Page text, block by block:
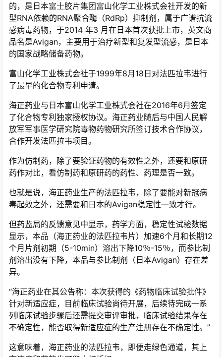
的，是日本富士胶片集团富山化学工业株式会社开发的新
型RNA依赖的RNA聚合酶（RdRp）抑制剂，属于广谱抗流
感病毒药物，于2014 年3 月在日本首次获批上市，英文商
品名是Avigan，主要用于治疗新型和复发型流感，是日本
的国家战略储备药物。
富山化学工业株式会社于1999年8月18日对法匹拉韦进行
了最早的化合物专利申请。
海正药业与日本富山化学工业株式会社在2016年6月签定
了化合物专利独家授权协议。海正药业随后与中国人民解
放军军事医学研究院毒物药物研究所签订技术合作协议，
合作开发法匹拉韦项目。
作为仿制药，除了要验证药物的有效性之外，还要和原研
药作对比，看仿制药和原研药的药性、药理是否一致。
也就是说，海正药业生产的法匹拉韦，除了要能对新冠病
毒起效之外，还需要和日本的Avigan稳定性一致才行。
但药监局的反馈意见中显示，药学方面，稳定性试验数据
显示，本品（海正药业的法匹拉韦片）加速6个月和长期12
个月片剂初期（5-10min）溶出下降10％-15％，而参比制
剂溶出没有下降，本品与参比制剂（日本Avigan）存在差
异。
“海正药业在其公告称：本次获得的《药物临床试验批件》
针对新适应症，目前临床试验尚待开展，后续待完成一系
列临床试验步骤后还需提交审评审批，临床试验结果存在
不确定性，能否取得新适应症的生产注册存在不确定性。”
这意味着，海正药业的法匹拉韦，即便走绿色通道，其上